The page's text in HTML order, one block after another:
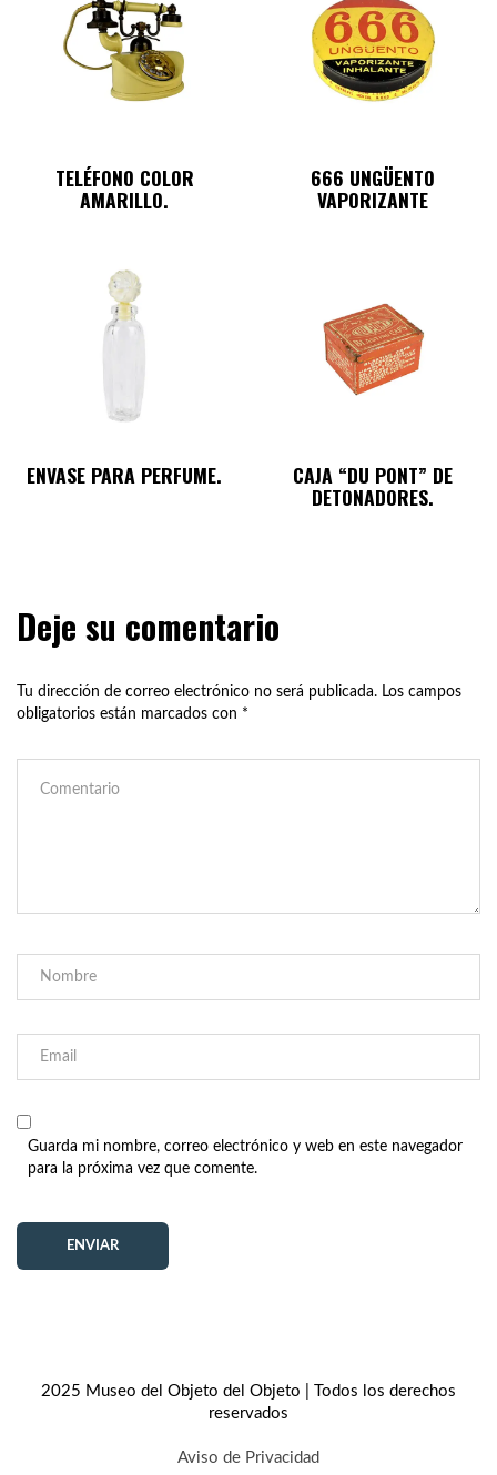
TELÉFONO COLOR
AMARILLO.
666 UNGÜENTO
VAPORIZANTE
ENVASE PARA PERFUME. CAJA “DU PONT” DE
DETONADORES.
Deje su comentario
Tu dirección de correo electrónico no será publicada. Los campos
obligatorios están marcados con *
Guarda mi nombre, correo electrónico y web en este navegador
para la próxima vez que comente.
2025 Museo del Objeto del Objeto | Todos los derechos
reservados
Aviso de Privacidad